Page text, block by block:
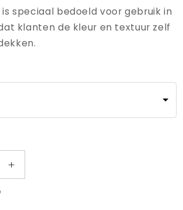
speciaal bedoeld voor gebruik in
klanten de kleur en textuur zelf
Aantal
verhogen